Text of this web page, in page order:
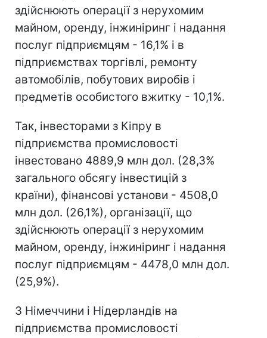
здійснюють операції з нерухомим
майном, оренду, інжиніринг і надання
послуг підприємцям - 16,1% і в
підприємствах торгівлі, ремонту
автомобілів, побутових виробів і
предметів особистого вжитку - 10,1%.
Так, інвесторами з Кіпру в
підприємства промисловості
інвестовано 4889,9 млн дол. (28,3%
загального обсягу інвестицій з
країни), фінансові установи - 4508,0
млн дол. (26,1%), організації, що
здійснюють операції з нерухомим
майном, оренду, інжиніринг і надання
послуг підприємцям - 4478,0 млн дол.
(25,9%).
З Німеччини і Нідерландів на
підприємства промисловості